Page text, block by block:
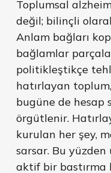
Toplumsal
değil; bilinçli
Anlam bağları
bağlamlar
politikleştikçe
hatırlayan
bugüne de hesap
örgütlenir.
kurulan her şey,
sarsar. Bu
aktif bir bastırma